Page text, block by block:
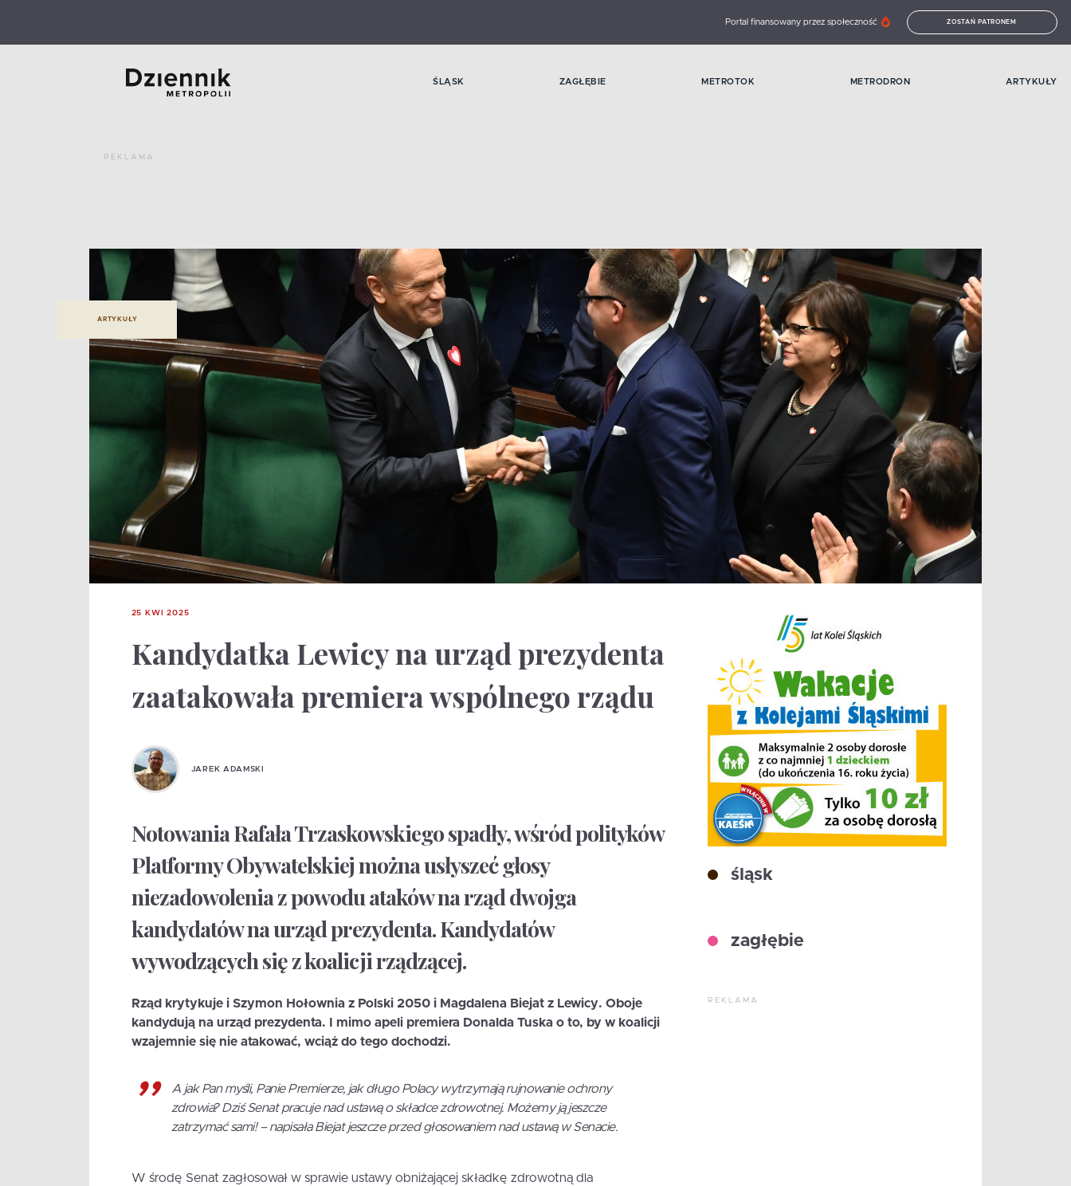
Portal finansowany przez społeczność ZOSTAŃ PATRONEM
ŚLĄSK ZAGŁĘBIE METROTOK METRODRON ARTYKUŁY
REKLAMA
ARTYKUŁY
25 KWI 2025
Kandydatka Lewicy na urząd prezydenta
zaatakowała premiera wspólnego rządu
JAREK ADAMSKI
Notowania Rafała Trzaskowskiego spadły, wśród polityków
Platformy Obywatelskiej można usłyszeć głosy
niezadowolenia z powodu ataków na rząd dwojga
kandydatów na urząd prezydenta. Kandydatów
wywodzących się z koalicji rządzącej.
Rząd krytykuje i Szymon Hołownia z Polski 2050 i Magdalena Biejat z Lewicy. Oboje
kandydują na urząd prezydenta. I mimo apeli premiera Donalda Tuska o to, by w koalicji
wzajemnie się nie atakować, wciąż do tego dochodzi.
A jak Pan myśli, Panie Premierze, jak długo Polacy wytrzymają rujnowanie ochrony
zdrowia? Dziś Senat pracuje nad ustawą o składce zdrowotnej. Możemy ją jeszcze
zatrzymać sami! – napisała Biejat jeszcze przed głosowaniem nad ustawą w Senacie.
W środę Senat zagłosował w sprawie ustawy obniżającej składkę zdrowotną dla
śląsk
zagłębie
REKLAMA